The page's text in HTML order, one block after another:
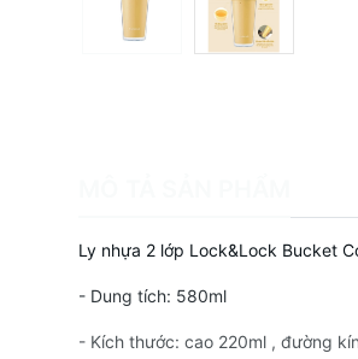
Ly nhựa 2 lớp Lock&Lock Bucket
- Dung tích: 580ml
- Kích thước: cao 220ml , đường